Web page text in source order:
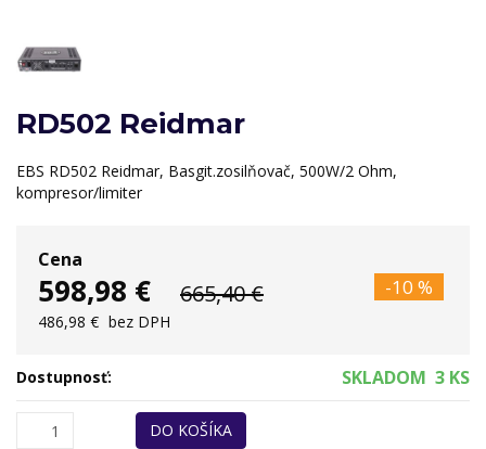
RD502 Reidmar
EBS RD502 Reidmar, Basgit.zosilňovač, 500W/2 Ohm,
kompresor/limiter
Cena
598,98 € 665,40 € -10 %
486,98 € bez DPH
Dostupnosť: SKLADOM 3 KS
DO KOŠÍKA